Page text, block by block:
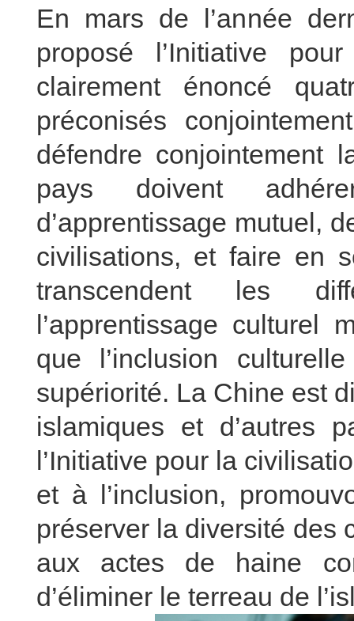
En mars de l’année
proposé l’Initiative
clairement énoncé
préconisés
défendre conjointement
pays doivent
d’apprentissage mutuel,
civilisations, et faire en
transcendent les
l’apprentissage culturel
que l’inclusion
supériorité. La Chine est
islamiques et d’autres
l’Initiative pour la
et à l’inclusion,
préserver la diversité des
aux actes de haine
d’éliminer le terreau de